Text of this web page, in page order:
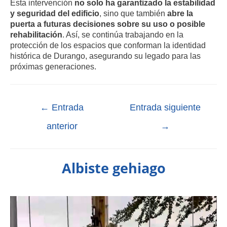
Esta intervención no solo ha garantizado la estabilidad
y seguridad del edificio, sino que también abre la
puerta a futuras decisiones sobre su uso o posible
rehabilitación. Así, se continúa trabajando en la
protección de los espacios que conforman la identidad
histórica de Durango, asegurando su legado para las
próximas generaciones.
← Entrada
anterior
Entrada siguiente
→
Albiste gehiago